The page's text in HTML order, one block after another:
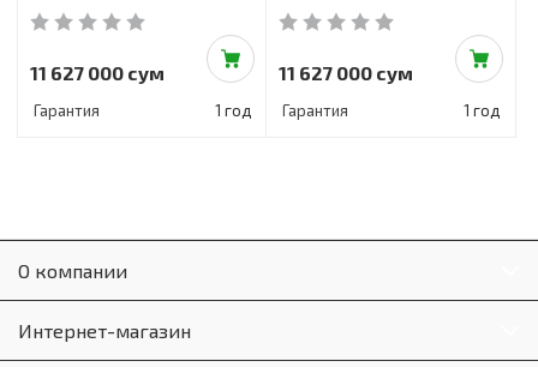
11 627 000 сум
Гарантия 1 год
11 627 000 сум
Гарантия 1 год
О компании
Интернет-магазин